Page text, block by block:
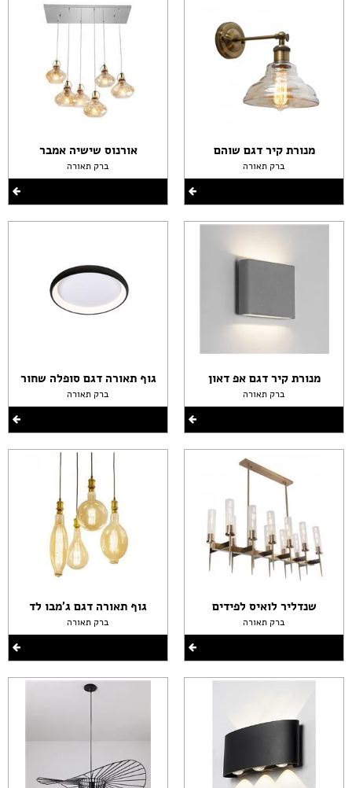
מנורת קיר דגם שוהם
ברק תאורה
מנורת קיר דגם אפ דאון
ברק תאורה
שנדליר לואיס לפידים
ברק תאורה
אורנוס שישיה אמבר
ברק תאורה
גוף תאורה דגם סופלה שחור
ברק תאורה
גוף תאורה דגם ג'מבו לד
ברק תאורה